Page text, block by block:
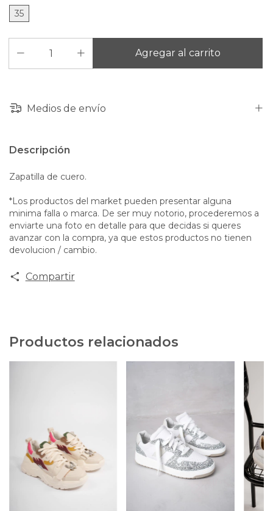
35
Medios de envío
Descripción
Zapatilla de cuero.
*Los productos del market pueden presentar alguna
minima falla o marca. De ser muy notorio, procederemos a
enviarte una foto en detalle para que decidas si queres
avanzar con la compra, ya que estos productos no tienen
devolucion / cambio.
Compartir
Productos relacionados